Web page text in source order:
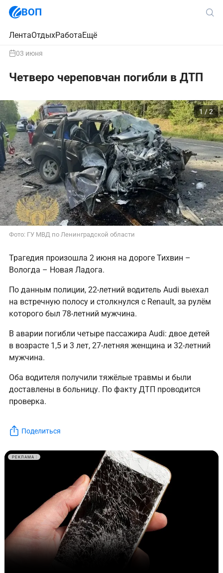
ВОП
ЛентаОтдыхРаботаЕщё
03 июня
Четверо череповчан погибли в ДТП
Фото: ГУ МВД по Ленинградской области
1 / 2
Трагедия произошла 2 июня на дороге Тихвин –
Вологда – Новая Ладога.
По данным полиции, 22-летний водитель Audi выехал
на встречную полосу и столкнулся с Renault, за рулём
которого был 78-летний мужчина.
В аварии погибли четыре пассажира Audi: двое детей
в возрасте 1,5 и 3 лет, 27-летняя женщина и 32-летний
мужчина.
Оба водителя получили тяжёлые травмы и были
доставлены в больницу. По факту ДТП проводится
проверка.
Поделиться
РЕКЛАМА